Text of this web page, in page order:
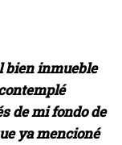
bien inmueble
de mi fondo de
ya mencioné